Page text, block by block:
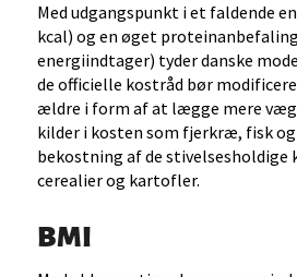
Med udgangspunkt i et faldende
kcal) og en øget
energiindtager) tyder danske
de officielle kostråd bør
ældre i form af at lægge mere
kilder i kosten som fjerkræ, fisk
bekostning af de stivelsesholdige
cerealier og kartofler.
BMI